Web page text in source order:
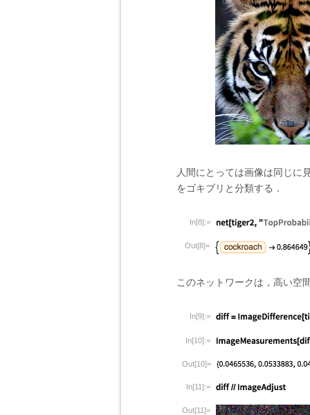
人間にとっては画像は同じに
をゴキブリと分類する．
In[8]:=
Out[8]=
このネットワークは，高い空
In[9]:=
In[10]:=
Out[10]=
In[11]:=
Out[11]=